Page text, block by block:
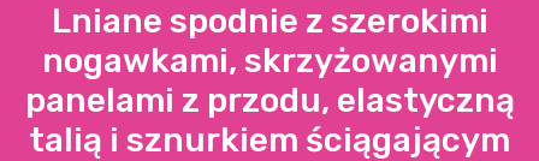
Lniane spodnie z szerokimi
nogawkami, skrzyżowanymi
panelami z przodu, elastyczną
talią i sznurkiem ściągającym